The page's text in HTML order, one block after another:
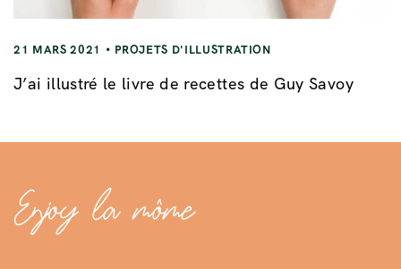
21 MARS 2021 PROJETS D'ILLUSTRATION
J’ai illustré le livre de recettes de Guy Savoy